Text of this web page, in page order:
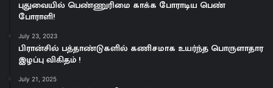
புதுவையில் பெண்ணுரிமை காக்க பாேராடிய பெண்
போராளி!
July 23, 2023
பிரான்சில் பத்தாண்டுகளில் கணிசமாக உயர்ந்த பொருளாதார
இழப்பு விகிதம் !
July 21, 2025